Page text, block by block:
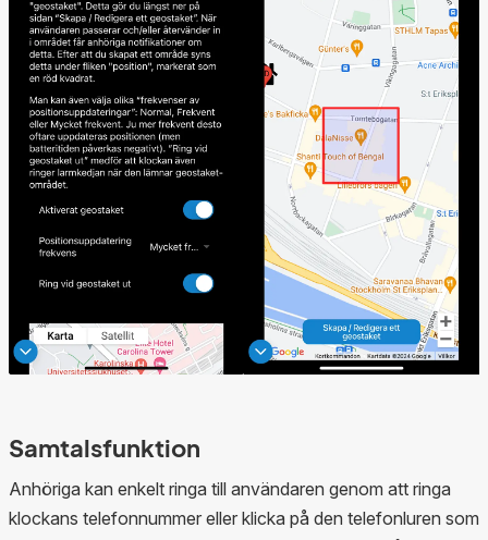
Samtalsfunktion
Anhöriga kan enkelt ringa till användaren genom att ringa
klockans telefonnummer eller klicka på den telefonluren som